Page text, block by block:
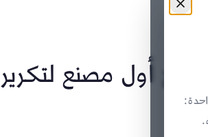
أول مصنع لتكرير